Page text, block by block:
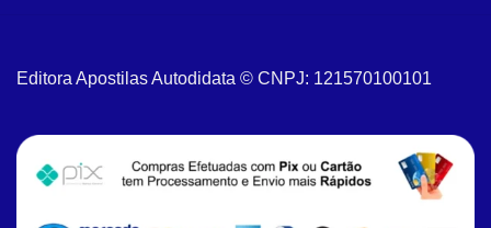
Editora Apostilas Autodidata © CNPJ: 121570100101